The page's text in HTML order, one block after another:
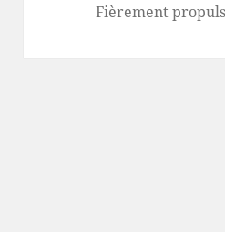
Fièrement